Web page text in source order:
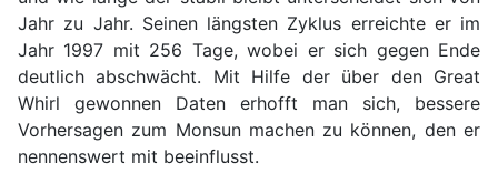
Jahr zu Jahr. Seinen längsten Zyklus erreichte er im
Jahr 1997 mit 256 Tage, wobei er sich gegen Ende
deutlich abschwächt. Mit Hilfe der über den Great
Whirl gewonnen Daten erhofft man sich, bessere
Vorhersagen zum Monsun machen zu können, den er
nennenswert mit beeinflusst.